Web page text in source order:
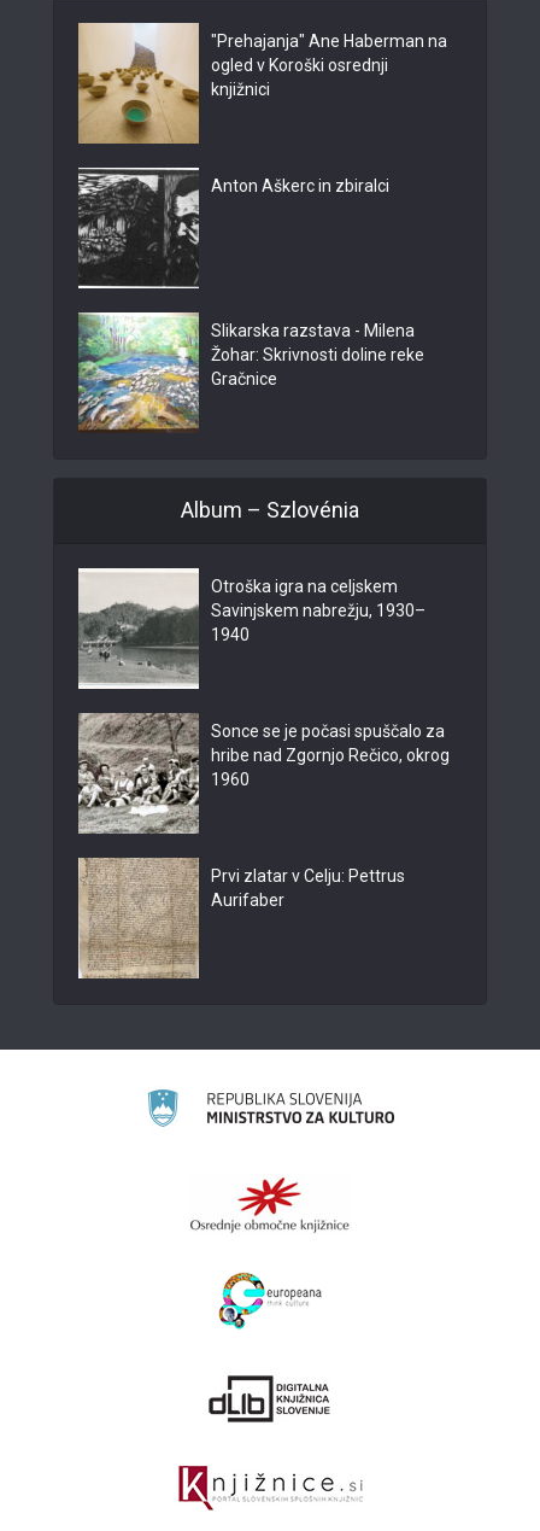
"Prehajanja" Ane Haberman na
ogled v Koroški osrednji
knjižnici
Anton Aškerc in zbiralci
Slikarska razstava - Milena
Žohar: Skrivnosti doline reke
Gračnice
Album – Szlovénia
Otroška igra na celjskem
Savinjskem nabrežju, 1930–
1940
Sonce se je počasi spuščalo za
hribe nad Zgornjo Rečico, okrog
1960
Prvi zlatar v Celju: Pettrus
Aurifaber